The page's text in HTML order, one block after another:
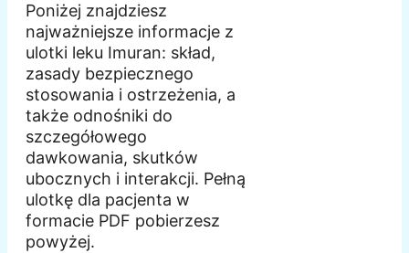
Poniżej znajdziesz
najważniejsze informacje z
ulotki leku Imuran: skład,
zasady bezpiecznego
stosowania i ostrzeżenia, a
także odnośniki do
szczegółowego
dawkowania, skutków
ubocznych i interakcji. Pełną
ulotkę dla pacjenta w
formacie PDF pobierzesz
powyżej.